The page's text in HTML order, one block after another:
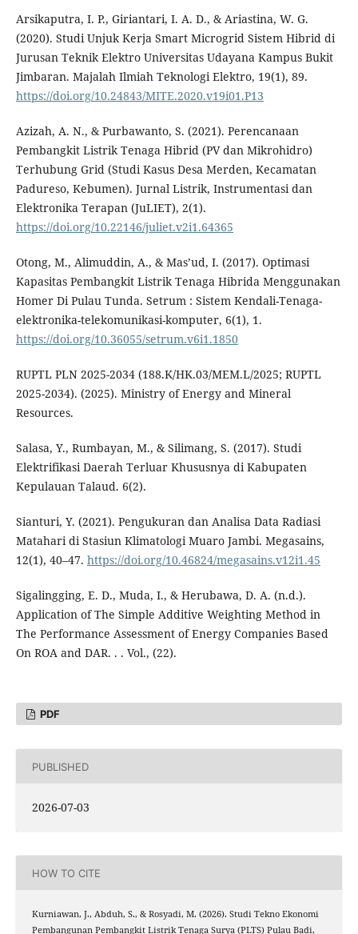
Arsikaputra, I. P., Giriantari, I. A. D., & Ariastina, W. G.
(2020). Studi Unjuk Kerja Smart Microgrid Sistem Hibrid di
Jurusan Teknik Elektro Universitas Udayana Kampus Bukit
Jimbaran. Majalah Ilmiah Teknologi Elektro, 19(1), 89.
https://doi.org/10.24843/MITE.2020.v19i01.P13
Azizah, A. N., & Purbawanto, S. (2021). Perencanaan
Pembangkit Listrik Tenaga Hibrid (PV dan Mikrohidro)
Terhubung Grid (Studi Kasus Desa Merden, Kecamatan
Padureso, Kebumen). Jurnal Listrik, Instrumentasi dan
Elektronika Terapan (JuLIET), 2(1).
https://doi.org/10.22146/juliet.v2i1.64365
Otong, M., Alimuddin, A., & Mas’ud, I. (2017). Optimasi
Kapasitas Pembangkit Listrik Tenaga Hibrida Menggunakan
Homer Di Pulau Tunda. Setrum : Sistem Kendali-Tenaga-
elektronika-telekomunikasi-komputer, 6(1), 1.
https://doi.org/10.36055/setrum.v6i1.1850
RUPTL PLN 2025-2034 (188.K/HK.03/MEM.L/2025; RUPTL
2025-2034). (2025). Ministry of Energy and Mineral
Resources.
Salasa, Y., Rumbayan, M., & Silimang, S. (2017). Studi
Elektrifikasi Daerah Terluar Khususnya di Kabupaten
Kepulauan Talaud. 6(2).
Sianturi, Y. (2021). Pengukuran dan Analisa Data Radiasi
Matahari di Stasiun Klimatologi Muaro Jambi. Megasains,
12(1), 40–47. https://doi.org/10.46824/megasains.v12i1.45
Sigalingging, E. D., Muda, I., & Herubawa, D. A. (n.d.).
Application of The Simple Additive Weighting Method in
The Performance Assessment of Energy Companies Based
On ROA and DAR. . . Vol., (22).
PDF
PUBLISHED
2026-07-03
HOW TO CITE
Kurniawan, J., Abduh, S., & Rosyadi, M. (2026). Studi Tekno Ekonomi
Pembangunan Pembangkit Listrik Tenaga Surya (PLTS) Pulau Badi,